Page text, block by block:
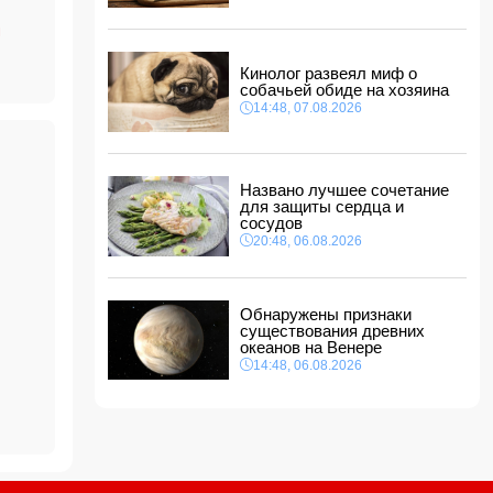
14:14, 07.08.2026
должности посла
14:10, 07.08.2026
Моуринью в шоке после отказа Родри от
перехода в "Реал"
Ильхам Алиев подписал распоряжения в
связи с двумя дипломатами
14:00, 07.08.2026
Прогноз погоды в Азербайджане на 8 августа
12:48, 07.08.2026
В Азербайджане ищут сотрудников с
зарплатой до 10 000 манатов
12:40, 07.08.2026
Кинолог развеял миф о
собачьей обиде на хозяина
14:48, 07.08.2026
Названо лучшее сочетание
для защиты сердца и
сосудов
20:48, 06.08.2026
Обнаружены признаки
существования древних
океанов на Венере
14:48, 06.08.2026